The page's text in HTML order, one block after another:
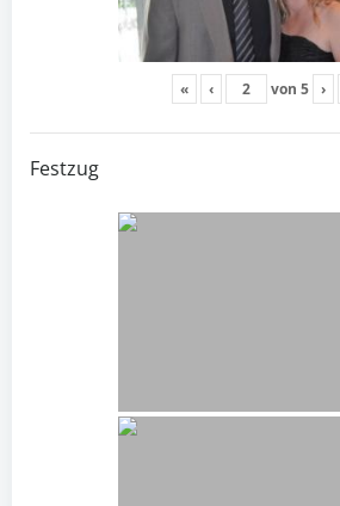
« ‹ von 5 ›
Festzug